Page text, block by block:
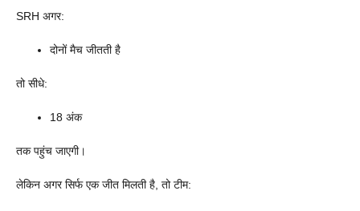
SRH अगर:
दोनों मैच जीतती है
तो सीधे:
18 अंक
तक पहुंच जाएगी।
लेकिन अगर सिर्फ एक जीत मिलती है, तो टीम: